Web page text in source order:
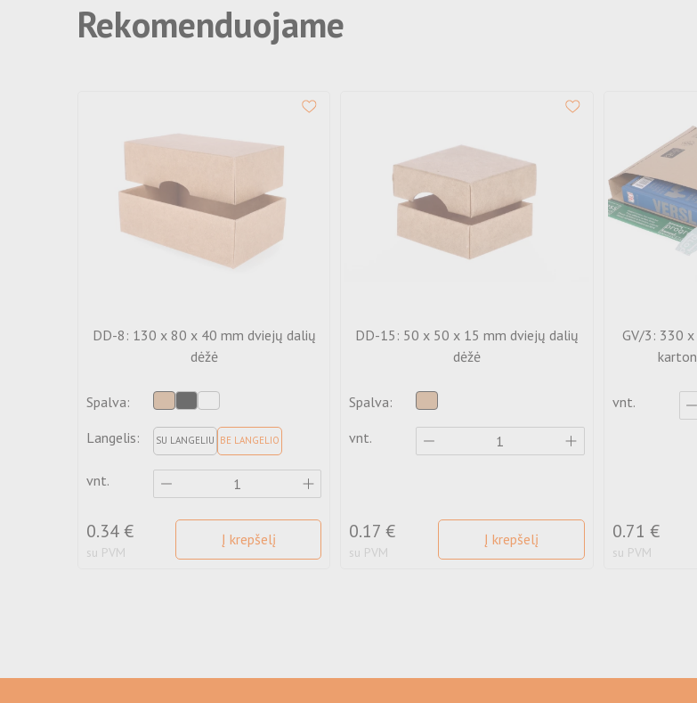
Rekomenduojame
DD-8: 130 x 80 x 40 mm dviejų dalių
dėžė
Spalva:
Langelis:
SU LANGELIU BE LANGELIO
vnt.
0.34 €
su PVM
Į krepšelį
DD-15: 50 x 50 x 15 mm dviejų dalių
dėžė
Spalva:
vnt.
0.17 €
su PVM
Į krepšelį
GV/3: 330
vnt.
0.71 €
su PVM